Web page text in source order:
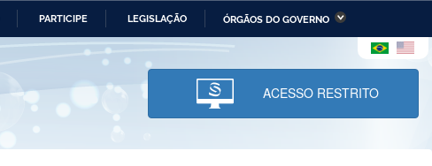
PARTICIPE LEGISLAÇÃO ÓRGÃOS DO GOVERNO
Ministério da Economia Ministério da Infraestrutura
Ministério da Ciência,
Tecnologia, Inovações e
Comunicações
e dos Direitos Humanos
ACESSO RESTRITO